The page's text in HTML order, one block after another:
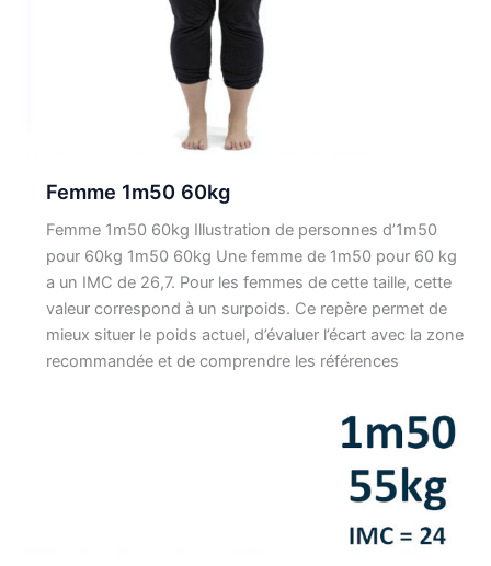
Femme 1m50 60kg
Femme 1m50 60kg Illustration de personnes d’1m50
pour 60kg 1m50 60kg Une femme de 1m50 pour 60 kg
a un IMC de 26,7. Pour les femmes de cette taille, cette
valeur correspond à un surpoids. Ce repère permet de
mieux situer le poids actuel, d’évaluer l’écart avec la zone
recommandée et de comprendre les références